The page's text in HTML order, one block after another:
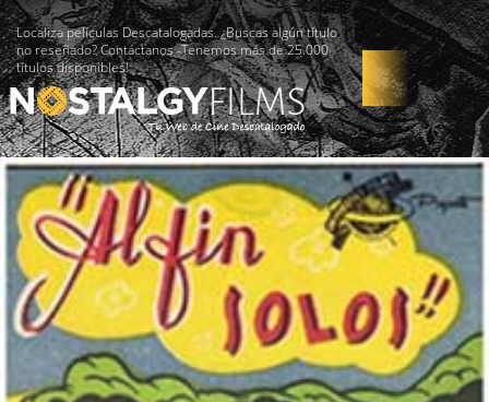
Localiza películas Descatalogadas. ¿Buscas algún título
no reseñado? Contáctanos -Tenemos más de 25.000
títulos disponibles!